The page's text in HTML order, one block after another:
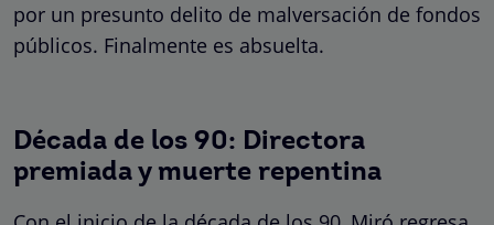
por un presunto delito de malversación de fondos
públicos​. Finalmente es absuelta.
Década de los 90: Directora
premiada y muerte repentina